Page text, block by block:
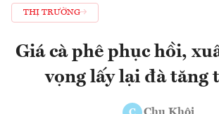
THỊ TRƯỜNG
Giá cà phê phục hồi,
vọng lấy lại đà tăng